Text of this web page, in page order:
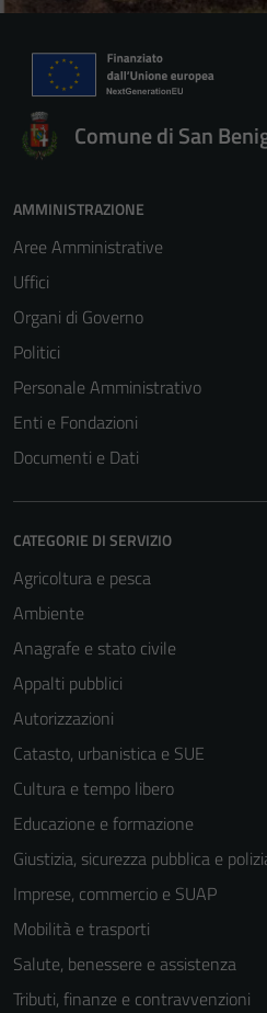
Comune di San
AMMINISTRAZIONE
Aree Amministrative
Uffici
Organi di Governo
Politici
Personale Amministrativo
Enti e Fondazioni
Documenti e Dati
CATEGORIE DI SERVIZIO
Agricoltura e pesca
Ambiente
Anagrafe e stato civile
Appalti pubblici
Autorizzazioni
Catasto, urbanistica e SUE
Cultura e tempo libero
Educazione e formazione
Giustizia, sicurezza pubblica e
Imprese, commercio e SUAP
Mobilità e trasporti
Salute, benessere e assistenza
Tributi, finanze e contravvenzioni